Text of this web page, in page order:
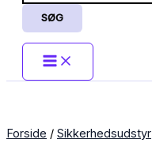
SØG
Forside / Sikkerhedsudstyr